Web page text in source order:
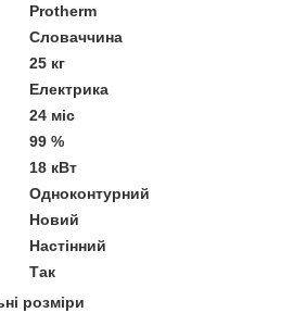
З НАМИ
Protherm
Словаччина
25 кг
Електрика
24 міс
99 %
18 кВт
Одноконтурний
Новий
Настінний
Так
розміри